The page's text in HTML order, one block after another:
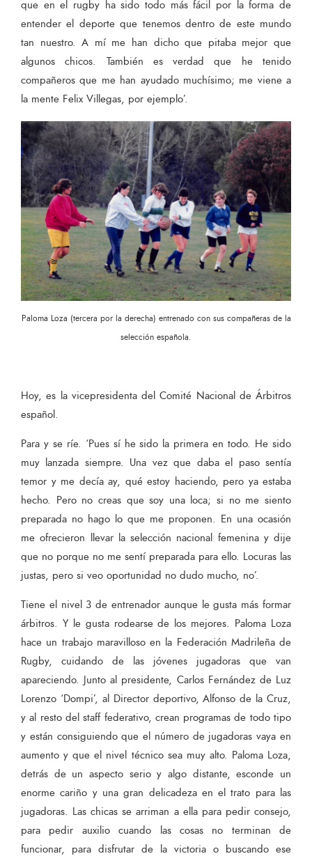
que en el rugby ha sido todo más fácil por la forma de
entender el deporte que tenemos dentro de este mundo
tan nuestro. A mí me han dicho que pitaba mejor que
algunos chicos. También es verdad que he tenido
compañeros que me han ayudado muchísimo; me viene a
la mente Felix Villegas, por ejemplo’.
Paloma Loza (tercera por la derecha) entrenado con sus compañeras de la
selección española.
Hoy, es la vicepresidenta del Comité Nacional de Árbitros
español.
Para y se ríe. ‘Pues sí he sido la primera en todo. He sido
muy lanzada siempre. Una vez que daba el paso sentía
temor y me decía ay, qué estoy haciendo, pero ya estaba
hecho. Pero no creas que soy una loca; si no me siento
preparada no hago lo que me proponen. En una ocasión
me ofrecieron llevar la selección nacional femenina y dije
que no porque no me sentí preparada para ello. Locuras las
justas, pero si veo oportunidad no dudo mucho, no’.
Tiene el nivel 3 de entrenador aunque le gusta más formar
árbitros. Y le gusta rodearse de los mejores. Paloma Loza
hace un trabajo maravilloso en la Federación Madrileña de
Rugby, cuidando de las jóvenes jugadoras que van
apareciendo. Junto al presidente, Carlos Fernández de Luz
Lorenzo ‘Dompi’, al Director deportivo, Alfonso de la Cruz,
y al resto del staff federativo, crean programas de todo tipo
y están consiguiendo que el número de jugadoras vaya en
aumento y que el nivel técnico sea muy alto. Paloma Loza,
detrás de un aspecto serio y algo distante, esconde un
enorme cariño y una gran delicadeza en el trato para las
jugadoras. Las chicas se arriman a ella para pedir consejo,
para pedir auxilio cuando las cosas no terminan de
funcionar, para disfrutar de la victoria o buscando ese